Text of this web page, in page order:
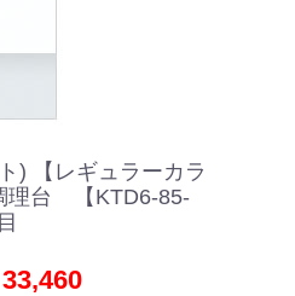
) 【レギュラーカラ
理台 【KTD6-85-